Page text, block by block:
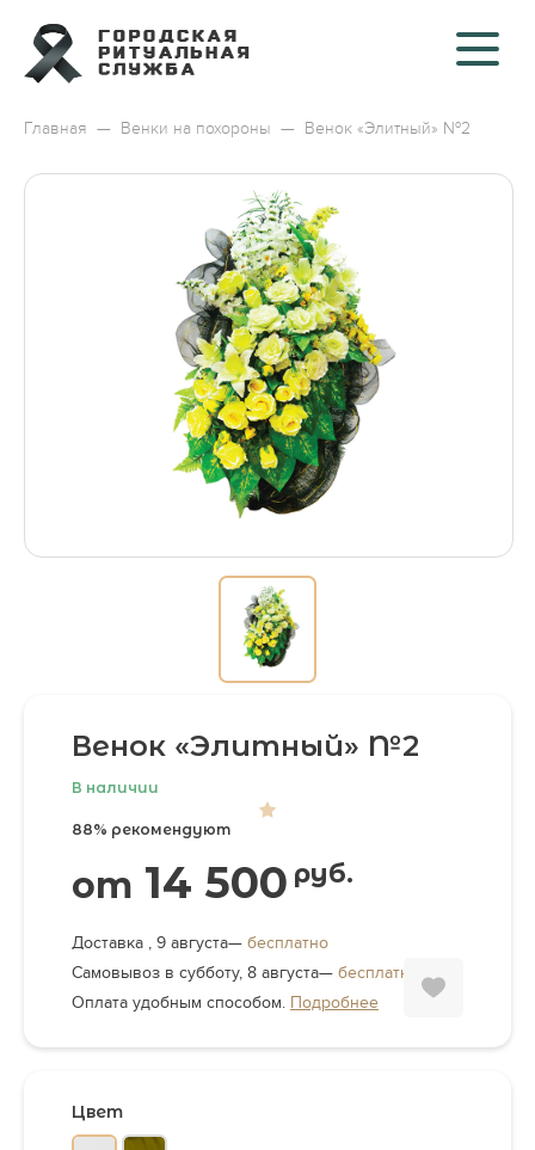
Главная — Венки на похороны — Венок «Элитный» №2
Венок «Элитный» №2
В наличии
88% рекомендуют
от 14 500 руб.
Доставка , 9 августа— бесплатно
Самовывоз в субботу, 8 августа— бесплатно
Оплата удобным способом. Подробнее
Цвет